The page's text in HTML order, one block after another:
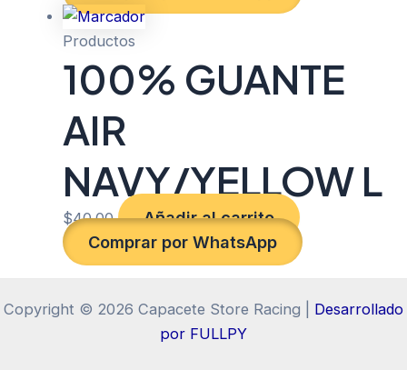
Productos
100% GUANTE
AIR
NAVY/YELLOW L
$40.00
Añadir al carrito
Comprar por WhatsApp
Copyright © 2026 Capacete Store Racing | Desarrollado
por FULLPY